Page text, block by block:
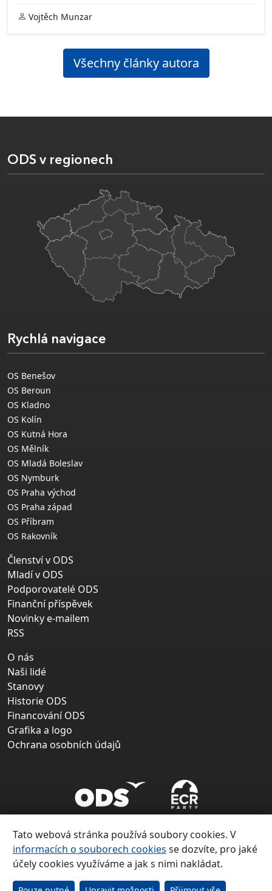
Vojtěch Munzar
Všechny články autora
ODS v regionech
Rychlá navigace
OS Benešov
OS Beroun
OS Kladno
OS Kolín
OS Kutná Hora
OS Mělník
OS Mladá Boleslav
OS Nymburk
OS Praha východ
OS Praha západ
OS Příbram
OS Rakovník
Členství v ODS
Mladí v ODS
Podporovatelé ODS
Finanční příspěvek
Novinky e-mailem
RSS
O nás
Naši lidé
Stanovy
Historie ODS
Financování ODS
Grafika a logo
Ochrana osobních údajů
Copyright ©
Občanská demokratická strana 1991 – 2026
Tato webová stránka používá soubory cookies. V
informacích o souborech cookies se dozvíte, pro jaké
účely cookies využíváme a jak s nimi nakládat.